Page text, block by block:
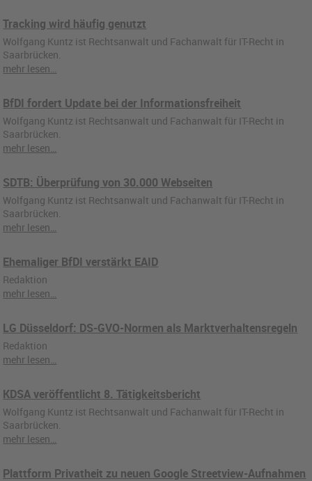
Tracking wird häufig genutzt
Wolfgang Kuntz ist Rechtsanwalt und Fachanwalt für IT-Recht in
Saarbrücken.
mehr lesen…
BfDI fordert Update bei der Informationsfreiheit
Wolfgang Kuntz ist Rechtsanwalt und Fachanwalt für IT-Recht in
Saarbrücken.
mehr lesen…
SDTB: Überprüfung von 30.000 Webseiten
Wolfgang Kuntz ist Rechtsanwalt und Fachanwalt für IT-Recht in
Saarbrücken.
mehr lesen…
Ehemaliger BfDI verstärkt EAID
Redaktion
mehr lesen…
LG Düsseldorf: DS-GVO-Normen als Marktverhaltensregeln
Redaktion
mehr lesen…
KDSA veröffentlicht 8. Tätigkeitsbericht
Wolfgang Kuntz ist Rechtsanwalt und Fachanwalt für IT-Recht in
Saarbrücken.
mehr lesen…
Plattform Privatheit zu neuen Google Streetview-Aufnahmen